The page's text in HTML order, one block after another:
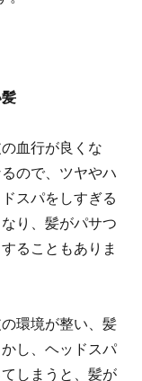
血行が良くな
ので、ツヤやハ
スパをしすぎる
り、髪がパサつ
ることもありま
環境が整い、髪
し、ヘッドスパ
しまうと、髪が